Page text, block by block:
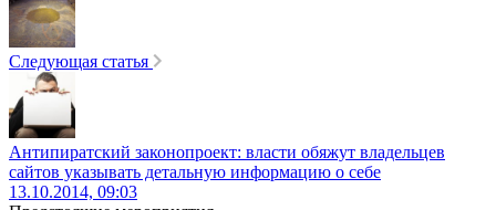
Следующая статья
Антипиратский законопроект: власти обяжут владельцев
сайтов указывать детальную информацию о себе
13.10.2014, 09:03